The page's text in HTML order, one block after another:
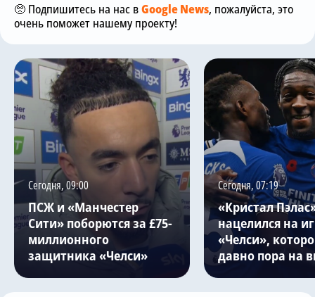
🥺 Подпишитесь на нас вGoogle News, пожалуйста, это
очень поможет нашему проекту!
Сегодня, 09:00
ПСЖ и «Манчестер
Сити» поборются за £75-
миллионного
защитника «Челси»
Сегодня, 07:19
«Кристал
нацелился на
«Челси»,
давно пора на